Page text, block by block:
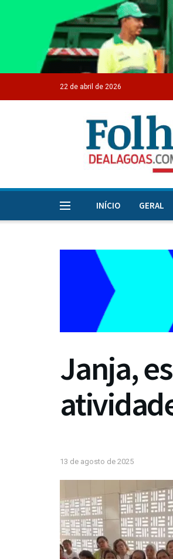
22 de abril de 2026
INÍCIO GERAL
Janja,
13 de agosto de 2025